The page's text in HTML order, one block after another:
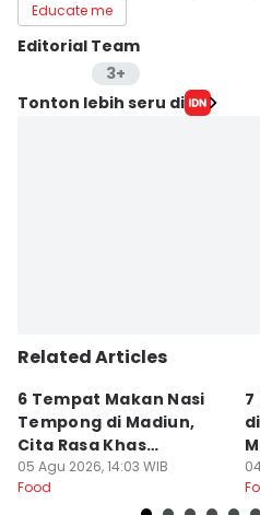
Educate me
Editorial Team
3+
Editor
Tonton lebih seru di
Related Articles
6 Tempat Makan Nasi
Tempong di Madiun,
Cita Rasa Khas
Banyuwangi
05 Agu 2026, 14:03 WIB
Food
7